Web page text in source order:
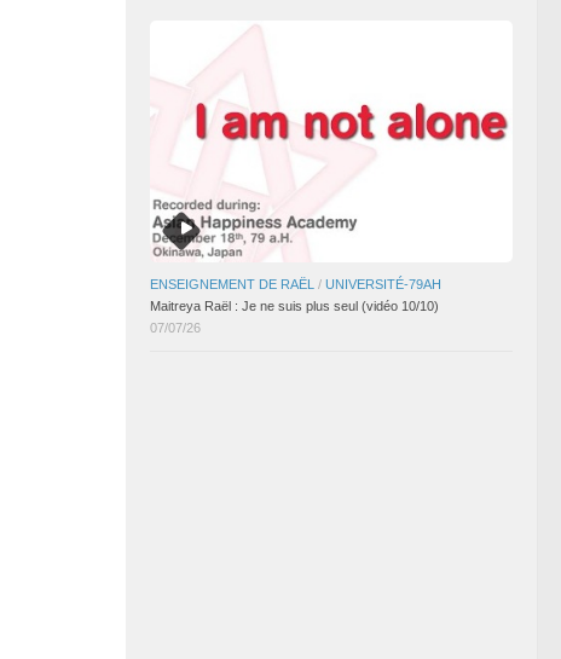
ENSEIGNEMENT DE RAËL / UNIVERSITÉ-79AH
Maitreya Raël : Je ne suis plus seul (vidéo 10/10)
07/07/26